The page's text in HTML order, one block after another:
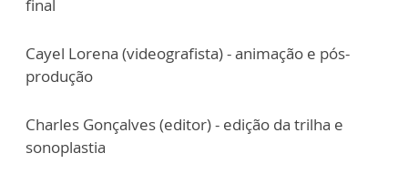
final
Cayel Lorena (videografista) - animação e pós-
produção
Charles Gonçalves (editor) - edição da trilha e
sonoplastia